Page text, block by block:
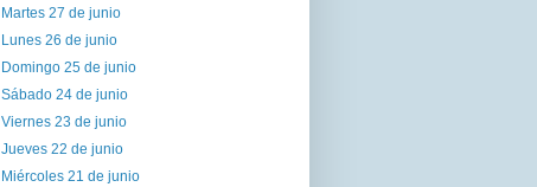
Martes 27 de junio
Lunes 26 de junio
Domingo 25 de junio
Sábado 24 de junio
Viernes 23 de junio
Jueves 22 de junio
Miércoles 21 de junio